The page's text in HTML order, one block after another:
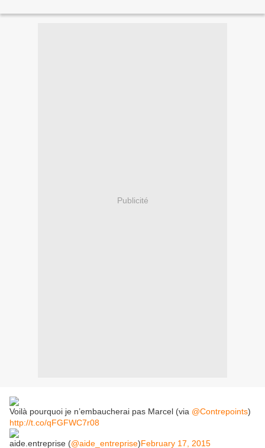
Publicité
Voilà pourquoi je n’embaucherai pas Marcel (via @Contrepoints)
http://t.co/qFGFWC7r08
aide.entreprise (@aide_entreprise)February 17, 2015